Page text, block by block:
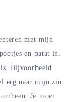
met mijn
en patat in.
Bijvoorbeeld
erg naar mijn zin
Je moet